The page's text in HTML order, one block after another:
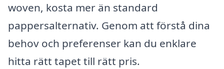
woven, kosta mer än standard
pappersalternativ. Genom att förstå dina
behov och preferenser kan du enklare
hitta rätt tapet till rätt pris.